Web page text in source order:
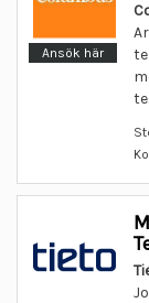
Ansök här